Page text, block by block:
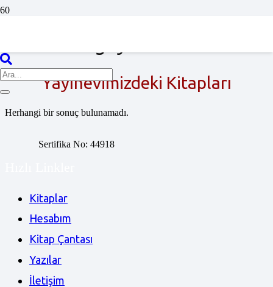
Yayınevimizdeki Kitapları
Herhangi bir sonuç bulunamadı.
Sertifika No: 44918
Kitaplar
Hesabım
Kitap Çantası
Yazılar
İletişim